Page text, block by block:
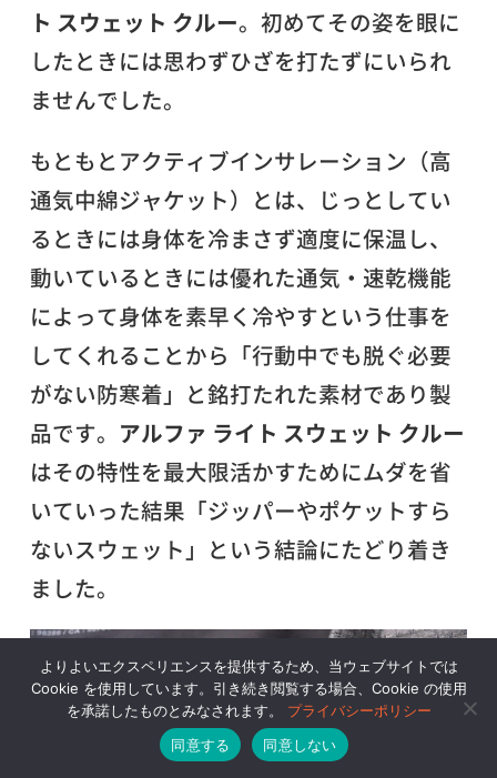
ト スウェット クルー。初めてその姿を眼に
したときには思わずひざを打たずにいられ
ませんでした。
もともとアクティブインサレーション（高
通気中綿ジャケット）とは、じっとしてい
るときには身体を冷まさず適度に保温し、
動いているときには優れた通気・速乾機能
によって身体を素早く冷やすという仕事を
してくれることから「行動中でも脱ぐ必要
がない防寒着」と銘打たれた素材であり製
品です。 アルファ ライト スウェット クルー
はその特性を最大限活かすためにムダを省
いていった結果「ジッパーやポケットすら
ないスウェット」という結論にたどり着き
ました。
よりよいエクスペリエンスを提供するため、当ウェブサイトでは
Cookie を使用しています。引き続き閲覧する場合、Cookie の使用
を承諾したものとみなされます。 プライバシーポリシー
同意する
同意しない